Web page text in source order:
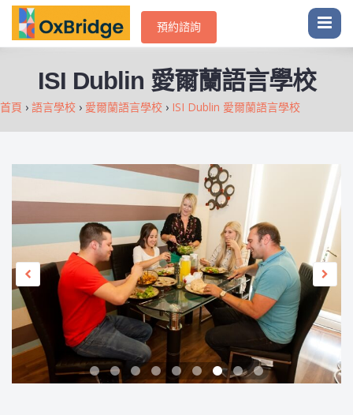
預約諮詢
ISI Dublin 愛爾蘭語言學校
首頁 › 語言學校 › 愛爾蘭語言學校 › ISI Dublin 愛爾蘭語言學校